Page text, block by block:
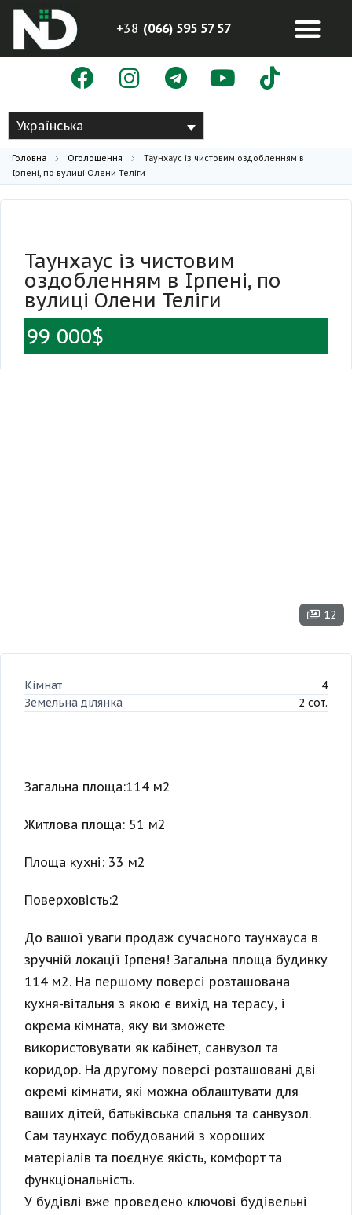
+38 (066) 595 57 57
Українська
Головна Оголошення
Таунхаус із чистовим оздобленням в
Ірпені, по вулиці Олени Теліги
Таунхаус із чистовим
оздобленням в Ірпені, по
вулиці Олени Теліги
99 000$
12
Кімнат
4
Земельна ділянка
2 сот.
Загальна площа:114 м2
Житлова площа: 51 м2
Площа кухні: 33 м2
Поверховість:2
До вашої уваги продаж сучасного таунхауса в
зручній локації Ірпеня! Загальна площа будинку
114 м2. На першому поверсі розташована
кухня-вітальня з якою є вихід на терасу, і
окрема кімната, яку ви зможете
використовувати як кабінет, санвузол та
коридор. На другому поверсі розташовані дві
окремі кімнати, які можна облаштувати для
ваших дітей, батьківська спальня та санвузол.
Сам таунхаус побудований з хороших
матеріалів та поєднує якість, комфорт та
функціональність.
У будівлі вже проведено ключові будівельні